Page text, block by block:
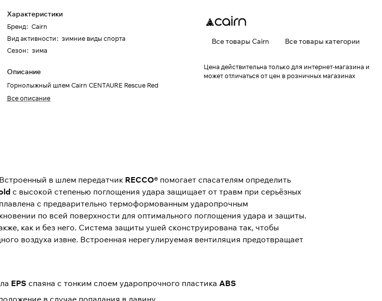
Характеристики
Бренд: Cairn
Вид активности: зимние виды спорта
Сезон: зима
Описание
Горнолыжный шлем Cairn CENTAURE Rescue Red
Все описание
Все товары Cairn Все товары категории
Цена действительна только для интернет-магазина и
может отличаться от цен в розничных магазинах
в шлем передатчик RECCO® помогает спасателям определить
с высокой степенью поглощения удара защищает от травм при серьёзных
с предварительно термоформованным ударопрочным
по всей поверхности для оптимального поглощения удара и защиты.
как и без него. Система защиты ушей сконструирована так, чтобы
воздуха извне. Встроенная нерегулируемая вентиляция предотвращает
EPS спаяна с тонким слоем ударопрочного пластика ABS